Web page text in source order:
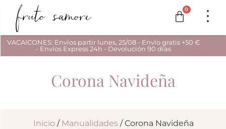
0
VACAICONES: Envios partir lunes, 25/08 - Envío gratis +50 €
- Envíos Express 24h - Devolución 90 días
Corona Navideña
Inicio/ Manualidades/ Corona Navideña